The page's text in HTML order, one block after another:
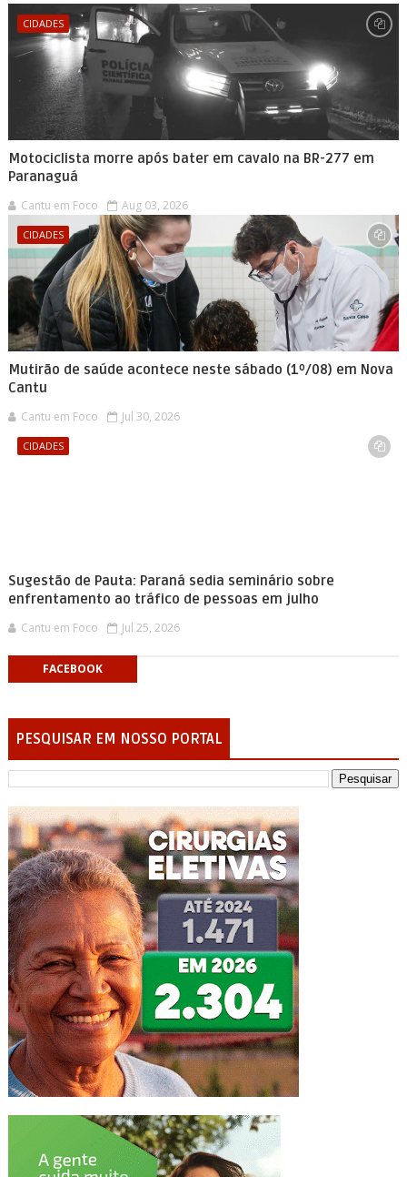
CIDADES
Motociclista morre após bater em cavalo na BR-277 em
Paranaguá
Cantu em Foco Aug 03, 2026
CIDADES
Mutirão de saúde acontece neste sábado (1º/08) em Nova
Cantu
Cantu em Foco Jul 30, 2026
CIDADES
Sugestão de Pauta: Paraná sedia seminário sobre
enfrentamento ao tráfico de pessoas em julho
Cantu em Foco Jul 25, 2026
FACEBOOK
PESQUISAR EM NOSSO PORTAL